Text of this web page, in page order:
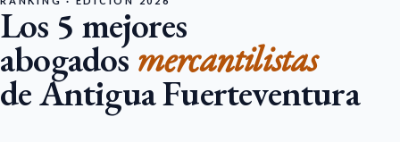
Especialidades
Diccionario
Los 5 mejores
abogados mercantilistas
de Antigua Fuerteventura